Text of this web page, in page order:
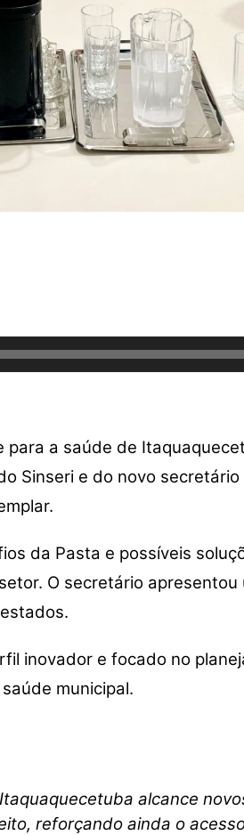
a saúde de
Sinseri e do novo secretário
da Pasta e possíveis
O secretário
inovador e focado no
municipal.
alcance
reforçando ainda o